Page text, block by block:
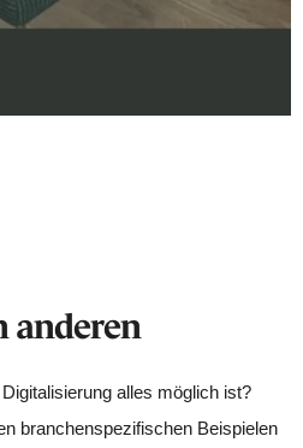
anderen
alles möglich ist?
branchenspezifischen Beispielen